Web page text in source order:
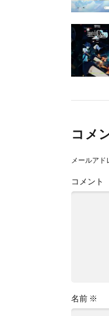
コメ
メールアド
コメント
名前 ※